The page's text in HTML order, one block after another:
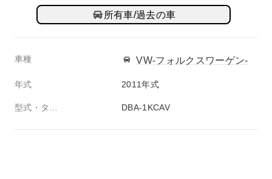
所有車/過去の車
車種 VW-フォルクスワーゲン-
年式 2011年式
DBA-1KCAV